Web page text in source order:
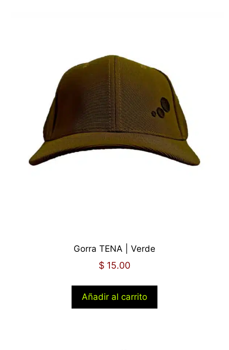
Gorra TENA | Verde
$ 15.00
Añadir al carrito